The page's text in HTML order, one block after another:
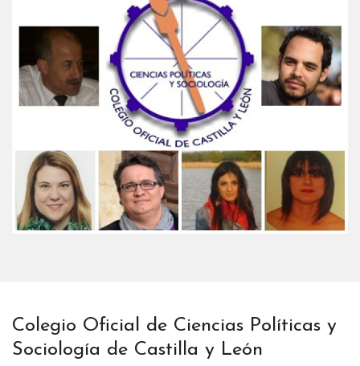
Colegio Oficial de Ciencias Políticas y
Sociología de Castilla y León